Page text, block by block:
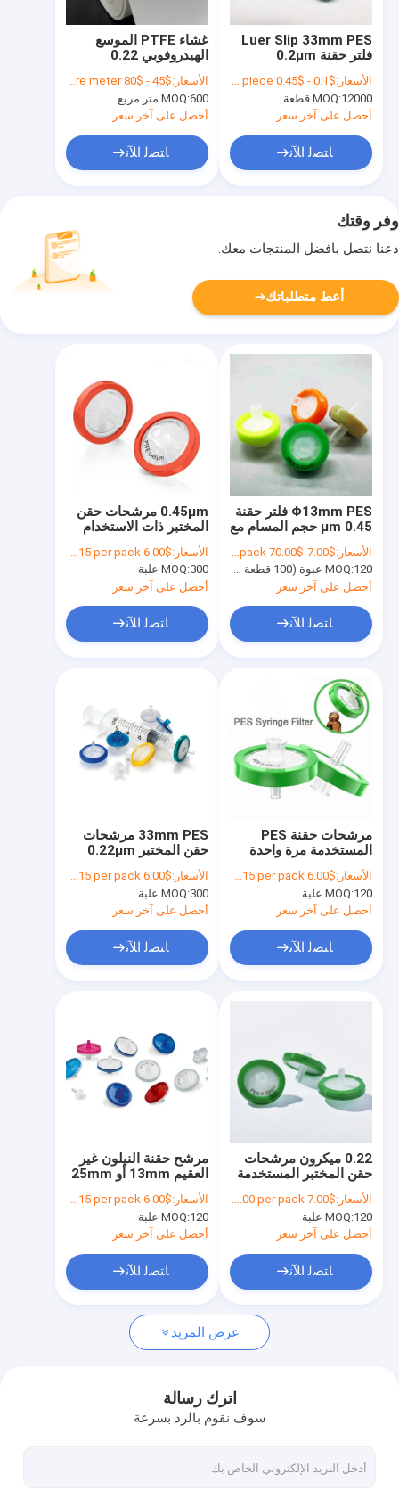
فيديوهات
معلومات عنا
جولة في المعمل
رقابة جودة
اتصل بنا
اطلب اقتباس
مرشح قرص الغشاء
غشاء PES
غشاء PTFE الموسع
الهيدروفوبي 0.22
ميكرون مع طبقة دعم
البولي بروبلين
الأسعار:$45 - $80 per square meter
MOQ:600 متر مربع
أحصل على آخر سعر
ﺎﺘﺼﻟ ﺍﻶﻧ
Luer Slip 33mm PES
فلتر حقنة 0.2μm
0.45μm 1.2μm 5.0μm
مع غطاء PP
الأسعار:$0.1 - $0.45 per piece
MOQ:12000 قطعة
أحصل على آخر سعر
ﺎﺘﺼﻟ ﺍﻶﻧ
وفر وقتك
دعنا نتصل بأفضل المنتجات معك.
أعط متطلباتك
0.45μm مرشحات حقن
المختبر ذات الاستخدام
هيدروفوبي
الأسعار:$6.00 to $15 per pack
MOQ:300 علبة
أحصل على آخر سعر
ﺎﺘﺼﻟ ﺍﻶﻧ
Φ13mm PES فلتر حقنة
0.45 μm حجم المسام مع
ABS العقار Luer انزلاق
الأسعار:$7.00-$70.00 per pack
MOQ:120 عبوة (100 قطعة في كل عبوة)
أحصل على آخر سعر
ﺎﺘﺼﻟ ﺍﻶﻧ
33mm PES مرشحات
حقن المختبر 0.22μm
حجم المسام مرشح حقن
HPLC لمرة واحدة
الأسعار:$6.00 to $15 per pack
MOQ:300 علبة
أحصل على آخر سعر
ﺎﺘﺼﻟ ﺍﻶﻧ
مرشحات حقنة PES
المستخدمة مرة واحدة
13mm / 25mm /
33mm
الأسعار:$6.00 to $15 per pack
MOQ:120 علبة
أحصل على آخر سعر
ﺎﺘﺼﻟ ﺍﻶﻧ
مرشح حقنة النيلون غير
العقيم 13mm أو 25mm
GC HPLC مرشح حقنة
الأسعار:$6.00 to $15 per pack
MOQ:120 علبة
أحصل على آخر سعر
ﺎﺘﺼﻟ ﺍﻶﻧ
0.22 ميكرون مرشحات
حقن المختبر المستخدمة
φ13mm φ25mm
φ33mm
الأسعار:$7.00 to $70.00 per pack
MOQ:120 علبة
أحصل على آخر سعر
ﺎﺘﺼﻟ ﺍﻶﻧ
عرض المزيد
اترك رسالة
سوف نقوم بالرد بسرعة